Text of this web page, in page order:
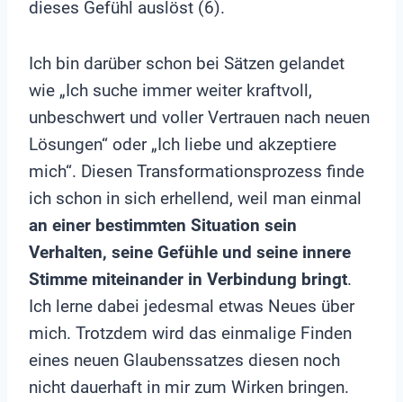
dieses Gefühl auslöst (6).
Ich bin darüber schon bei Sätzen gelandet
wie „Ich suche immer weiter kraftvoll,
unbeschwert und voller Vertrauen nach neuen
Lösungen“ oder „Ich liebe und akzeptiere
mich“. Diesen Transformationsprozess finde
ich schon in sich erhellend, weil man einmal
an einer bestimmten Situation sein
Verhalten, seine Gefühle und seine innere
Stimme miteinander in Verbindung bringt.
Ich lerne dabei jedesmal etwas Neues über
mich. Trotzdem wird das einmalige Finden
eines neuen Glaubenssatzes diesen noch
nicht dauerhaft in mir zum Wirken bringen.